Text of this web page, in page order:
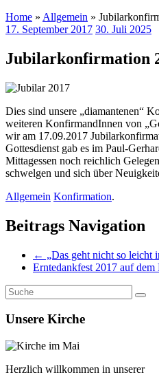
Home » Allgemein »
17. September 2017 30. Juli 2025
Jubilarkonfirmation
Dies sind unsere „diamantenen“
weiteren KonfirmandInnen von
wir am 17.09.2017
Gottesdienst gab es im Paul-
Mittagessen noch reichlich
schwelgen und sich über
Allgemein Konfirmation.
Beitrags Navigation
← „Das geht nicht so leicht
Erntedankfest 2017 auf
Unsere Kirche
Herzlich willkommen in unserer